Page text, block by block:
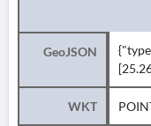
GeoJSON
WKT